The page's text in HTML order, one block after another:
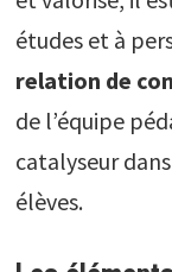
études et à
relation de
de l’équipe
catalyseur
élèves.